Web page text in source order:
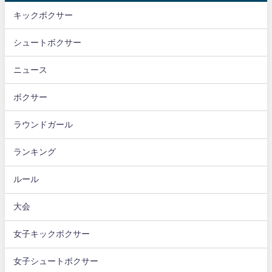
キックボクサー
シュートボクサー
ニュース
ボクサー
ラウンドガール
ランキング
ルール
大会
女子キックボクサー
女子シュートボクサー